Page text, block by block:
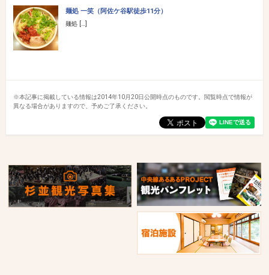
麺処 一笑（阿佐ケ谷駅徒歩11分）
麺処 […]
※本記事に掲載している情報は2014年10月20日公開時点のものです。閲覧時点で情報が
異なる場合がありますので、予めご了承ください。